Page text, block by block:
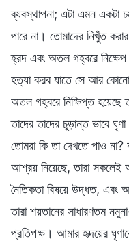
ব্যবস্থাপনা; এটা এমন একটা
পারে না। তোমাদের নিখুঁত
হ্রদ এবং অতল গহ্বরে
হত্যা করব যাতে সে আর
অতল গহ্বরে নিক্ষিপ্ত হয়েছে
তাদের তাদের চূড়ান্ত ভাবে
তোমরা কি তা দেখতে পাও না?
আশ্রয় নিয়েছে, তারা সকলেই
নৈতিকতা বিষয়ে উদ্ধত, এবং
তারা শয়তানের সাধারণতম
প্রতিপক্ষ। আমার হৃদয়ের